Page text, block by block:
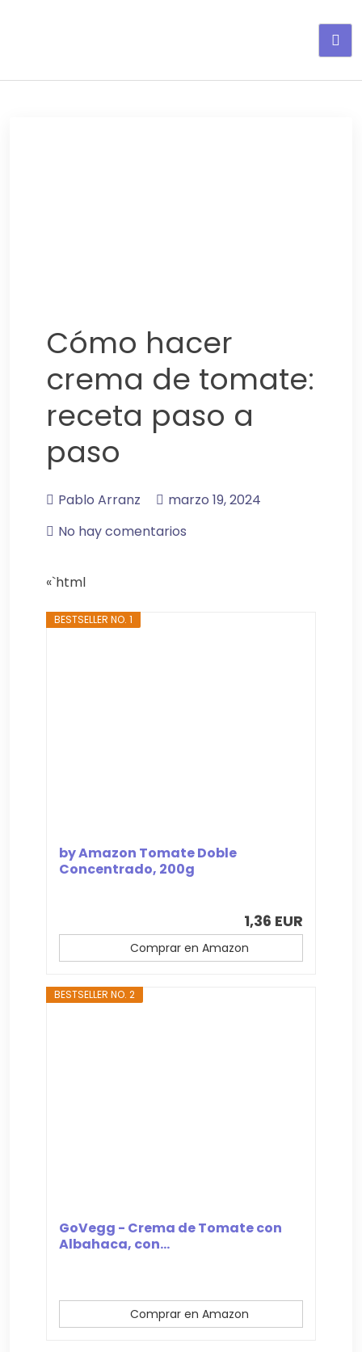
Cómo hacer
crema de tomate:
receta paso a
paso
Pablo Arranz
marzo 19, 2024
No hay comentarios
«`html
BESTSELLER NO. 1
by Amazon Tomate Doble
Concentrado, 200g
1,36 EUR
Comprar en Amazon
BESTSELLER NO. 2
GoVegg - Crema de Tomate con
Albahaca, con...
Comprar en Amazon